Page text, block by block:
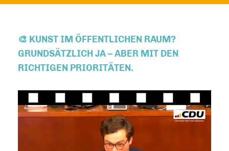
🎨 KUNST IM ÖFFENTLICHEN RAUM?
GRUNDSÄTZLICH JA – ABER MIT DEN
RICHTIGEN PRIORITÄTEN.